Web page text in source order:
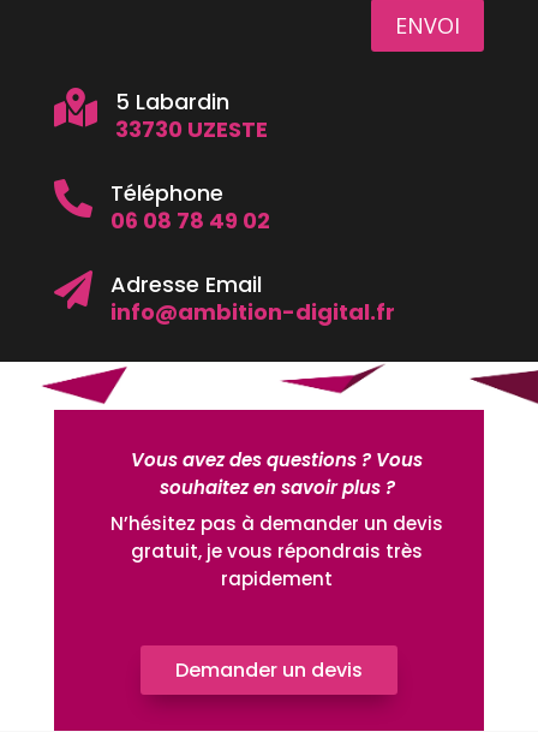
ENVOI

5 Labardin
33730 UZESTE

Téléphone
06 08 78 49 02

Adresse Email
info@ambition-digital.fr
Vous avez des questions ? Vous
souhaitez en savoir plus ?
N’hésitez pas à demander un devis
gratuit, je vous répondrais très
rapidement
Demander un devis